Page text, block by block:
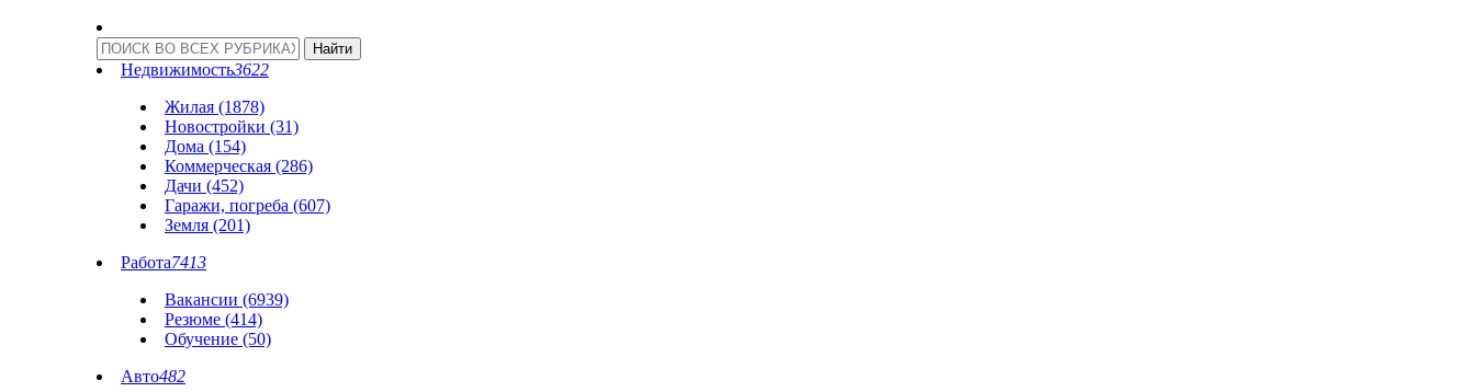
Недвижимость3622
Жилая (1878)
Новостройки (31)
Дома (154)
Коммерческая (286)
Дачи (452)
Гаражи, погреба (607)
Земля (201)
Работа7413
Вакансии (6939)
Резюме (414)
Обучение (50)
Авто482